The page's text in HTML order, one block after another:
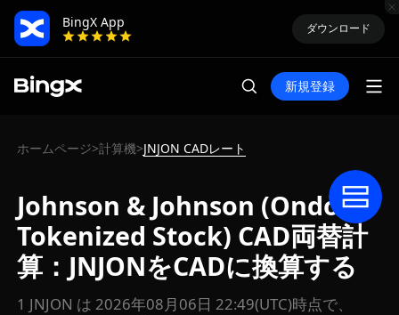
BingX App
ダウンロード
新規登録
ホームページ>計算機>JNJON CADレート
Johnson & Johnson (Ondo
Tokenized Stock) CAD両替計
算：JNJONをCADに換算する
1 JNJON は 2026年08月06日 22:49(UTC)時点で、